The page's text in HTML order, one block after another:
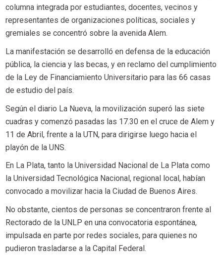
columna integrada por estudiantes, docentes, vecinos y
representantes de organizaciones políticas, sociales y
gremiales se concentró sobre la avenida Alem.
La manifestación se desarrolló en defensa de la educación
pública, la ciencia y las becas, y en reclamo del cumplimiento
de la Ley de Financiamiento Universitario para las 66 casas
de estudio del país.
Según el diario La Nueva, la movilización superó las siete
cuadras y comenzó pasadas las 17.30 en el cruce de Alem y
11 de Abril, frente a la UTN, para dirigirse luego hacia el
playón de la UNS.
En La Plata, tanto la Universidad Nacional de La Plata como
la Universidad Tecnológica Nacional, regional local, habían
convocado a movilizar hacia la Ciudad de Buenos Aires.
No obstante, cientos de personas se concentraron frente al
Rectorado de la UNLP en una convocatoria espontánea,
impulsada en parte por redes sociales, para quienes no
pudieron trasladarse a la Capital Federal.